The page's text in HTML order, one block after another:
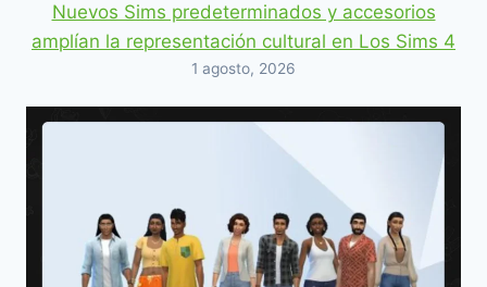
Nuevos Sims predeterminados y accesorios
amplían la representación cultural en Los Sims 4
1 agosto, 2026